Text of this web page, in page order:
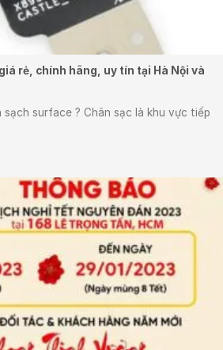
rẻ, chính hãng, uy tín tại Hà Nội và
surface ? Chân sạc là khu vực tiếp